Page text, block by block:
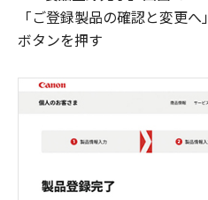
「ご登録製品の確認と変更へ」
ボタンを押す